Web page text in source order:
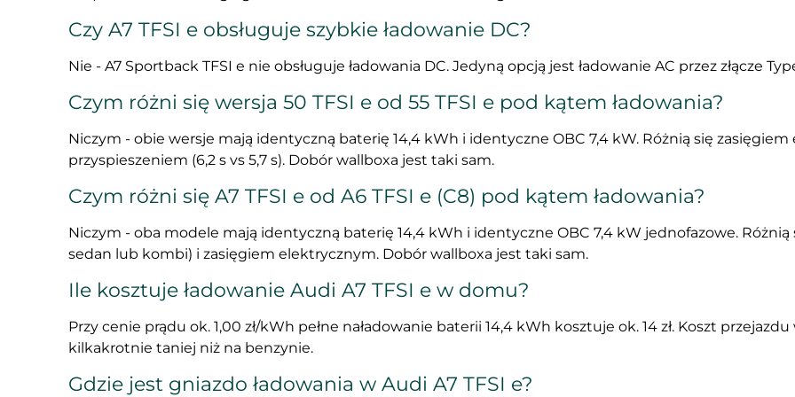
Czy A7 TFSI e obsługuje szybkie ładowanie DC?
Nie - A7 Sportback TFSI e nie obsługuje ładowania DC. Jedyną opcją jest ładowanie AC przez złącze
Czym różni się wersja 50 TFSI e od 55 TFSI e pod kątem ładowania?
Niczym - obie wersje mają identyczną baterię 14,4 kWh i identyczne OBC 7,4 kW. Różnią się
przyspieszeniem (6,2 s vs 5,7 s). Dobór wallboxa jest taki sam.
Czym różni się A7 TFSI e od A6 TFSI e (C8) pod kątem ładowania?
Niczym - oba modele mają identyczną baterię 14,4 kWh i identyczne OBC 7,4 kW jednofazowe.
sedan lub kombi) i zasięgiem elektrycznym. Dobór wallboxa jest taki sam.
Ile kosztuje ładowanie Audi A7 TFSI e w domu?
Przy cenie prądu ok. 1,00 zł/kWh pełne naładowanie baterii 14,4 kWh kosztuje ok. 14 zł. Koszt
kilkakrotnie taniej niż na benzynie.
Gdzie jest gniazdo ładowania w Audi A7 TFSI e?